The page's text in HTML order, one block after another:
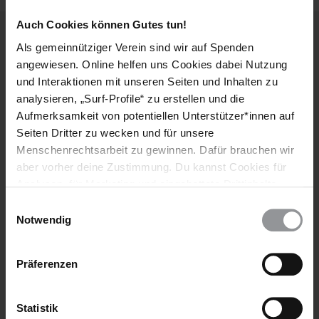
Auch Cookies können Gutes tun!
Als gemeinnütziger Verein sind wir auf Spenden
angewiesen. Online helfen uns Cookies dabei Nutzung
und Interaktionen mit unseren Seiten und Inhalten zu
analysieren, „Surf-Profile“ zu erstellen und die
Aufmerksamkeit von potentiellen Unterstützer*innen auf
Seiten Dritter zu wecken und für unsere
Menschenrechtsarbeit zu gewinnen. Dafür brauchen wir
aber vorher deine Zustimmung. Du kannst Cookies für
wieder ändern. Diesen Banner kannst Du über den Link
Notwendig
Präferenzen
Statistik
Weitere Artikel
Iran: Zahl der Hinrichtungen von Protestierenden
steigt drastisch